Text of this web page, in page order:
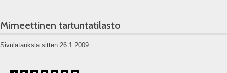
Mimeettinen tartuntatilasto
Sivulatauksia sitten 26.1.2009